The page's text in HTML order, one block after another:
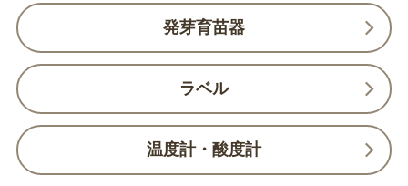
発芽育苗器
ラベル
温度計・酸度計